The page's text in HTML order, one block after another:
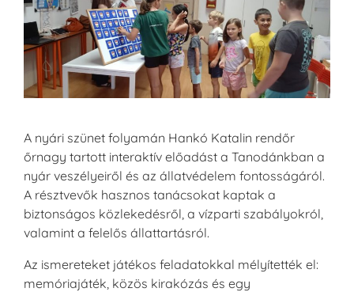
A nyári szünet folyamán Hankó Katalin rendőr
őrnagy tartott interaktív előadást a Tanodánkban a
nyár veszélyeiről és az állatvédelem fontosságáról.
A résztvevők hasznos tanácsokat kaptak a
biztonságos közlekedésről, a vízparti szabályokról,
valamint a felelős állattartásról.
Az ismereteket játékos feladatokkal mélyítették el:
memóriajáték, közös kirakózás és egy